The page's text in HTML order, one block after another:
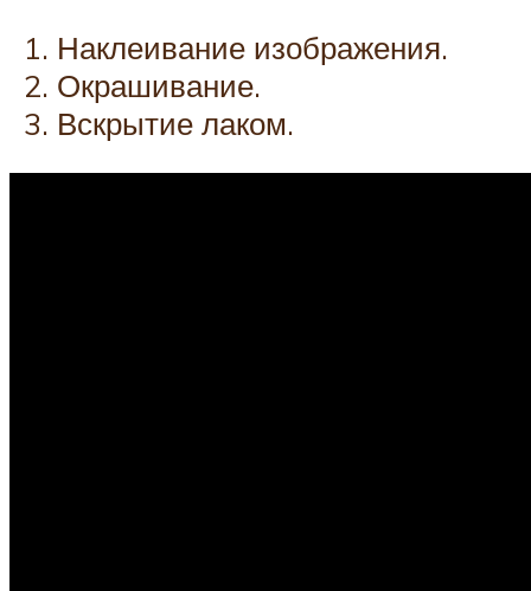
Наклеивание изображения.
Окрашивание.
Вскрытие лаком.